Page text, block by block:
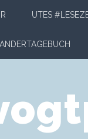
UTES